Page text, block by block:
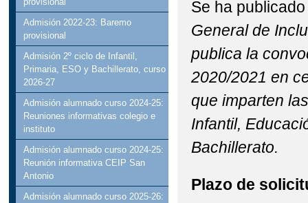
Admisión 2022-23: Baremo
provisional
Admisión 2º ciclo de Infantil,
Primaria, ESO y Bachillerato, curso
2026-27
Admisión alumnado curso 2024-25:
Reuniones informativas colegio e
instituto
Admisión alumnado curso 2024-25:
Reunión informativa CEIP San
Antonio
Admisión alumnado curso 2025-26:
Se ha
General de
publica la
2020/2021 en
que imparten
Infantil,
Bachillerato.
Plazo de